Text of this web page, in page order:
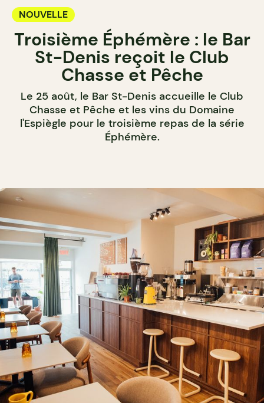
NOUVELLE
Troisième Éphémère : le Bar
St-Denis reçoit le Club
Chasse et Pêche
Le 25 août, le Bar St-Denis accueille le Club
Chasse et Pêche et les vins du Domaine
l'Espiègle pour le troisième repas de la série
Éphémère.